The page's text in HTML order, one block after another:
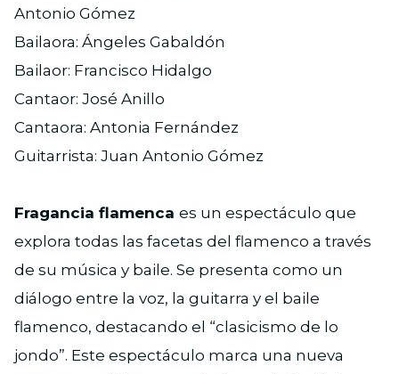
Antonio Gómez
Bailaora: Ángeles Gabaldón
Bailaor: Francisco Hidalgo
Cantaor: José Anillo
Cantaora: Antonia Fernández
Guitarrista: Juan Antonio Gómez
Fragancia flamenca es un espectáculo que
explora todas las facetas del flamenco a través
de su música y baile. Se presenta como un
diálogo entre la voz, la guitarra y el baile
flamenco, destacando el “clasicismo de lo
jondo”. Este espectáculo marca una nueva